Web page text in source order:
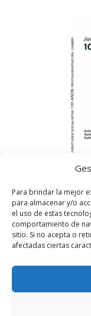
Para brindar la mejor
para almacenar y/o
el uso de estas
comportamiento de
sitio. Si no acepta o
afectadas ciertas